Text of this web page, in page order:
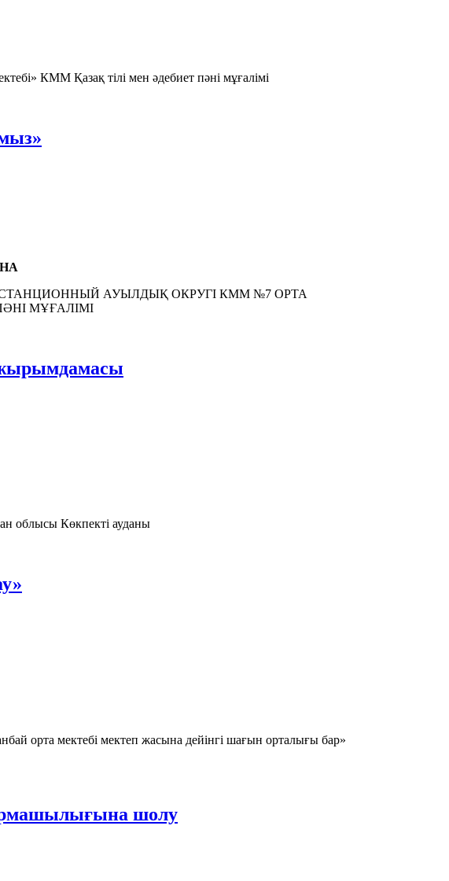
КММ Қазақ тілі мен әдебиет пәні мұғалімі
АУЫЛДЫҚ ОКРУГІ КММ №7 ОРТА
МҰҒАЛІМІ
облысы Көкпекті ауданы
орта мектебі мектеп жасына дейінгі шағын орталығы бар»
шолу